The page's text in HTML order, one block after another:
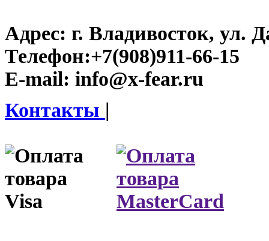
Адрес: г. Владивосток, ул.
Телефон:+7(908)911-66-15
E-mail: info@x-fear.ru
Контакты |